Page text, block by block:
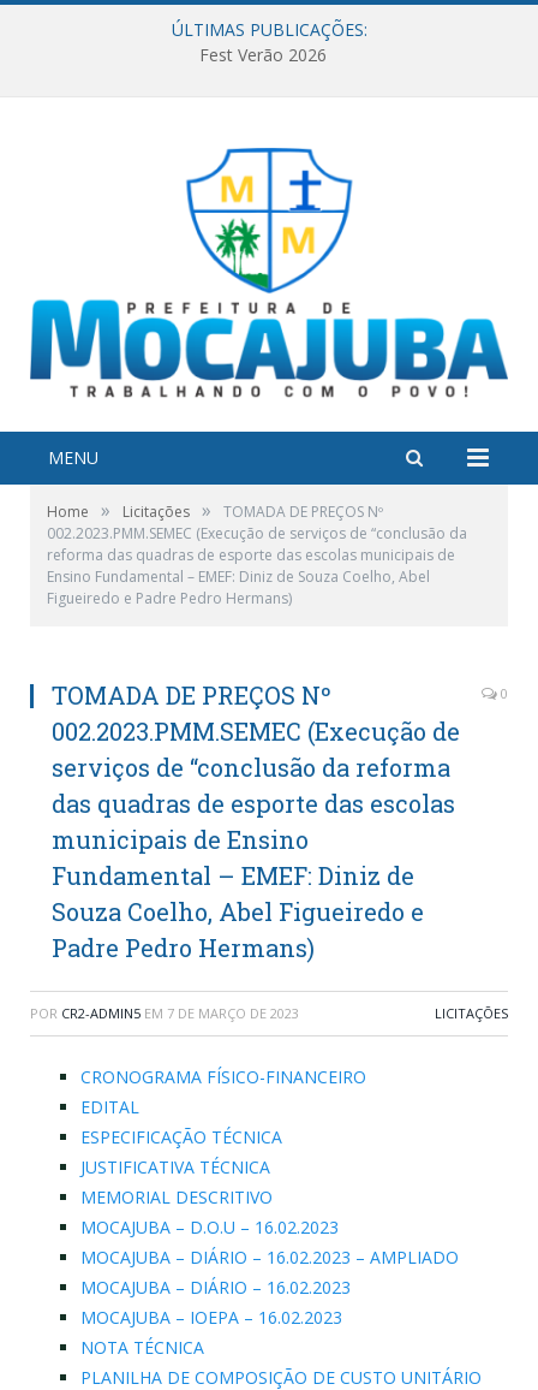
ÚLTIMAS PUBLICAÇÕES:
Fest Verão 2026
MENU
Home » Licitações »
TOMADA DE PREÇOS Nº
002.2023.PMM.SEMEC (Execução de serviços de “conclusão da
reforma das quadras de esporte das escolas municipais de
Ensino Fundamental – EMEF: Diniz de Souza Coelho, Abel
Figueiredo e Padre Pedro Hermans)
TOMADA DE PREÇOS Nº
002.2023.PMM.SEMEC (Execução de
serviços de “conclusão da reforma
das quadras de esporte das escolas
municipais de Ensino
Fundamental – EMEF: Diniz de
Souza Coelho, Abel Figueiredo e
Padre Pedro Hermans)
0
POR CR2-ADMIN5 EM 7 DE MARÇO DE 2023 LICITAÇÕES
CRONOGRAMA FÍSICO-FINANCEIRO
EDITAL
ESPECIFICAÇÃO TÉCNICA
JUSTIFICATIVA TÉCNICA
MEMORIAL DESCRITIVO
MOCAJUBA – D.O.U – 16.02.2023
MOCAJUBA – DIÁRIO – 16.02.2023 – AMPLIADO
MOCAJUBA – DIÁRIO – 16.02.2023
MOCAJUBA – IOEPA – 16.02.2023
NOTA TÉCNICA
PLANILHA DE COMPOSIÇÃO DE CUSTO UNITÁRIO